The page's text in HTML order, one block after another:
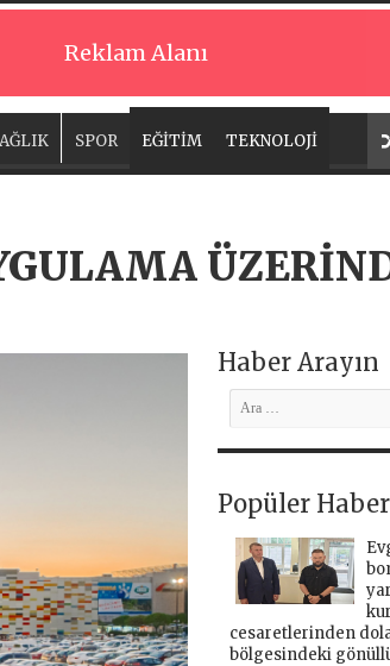
Reklam Alanı
SPOR EĞİTİM TEKNOLOJİ
Haber Arayın
Popüler
cesaretlerinden
bölgesindeki